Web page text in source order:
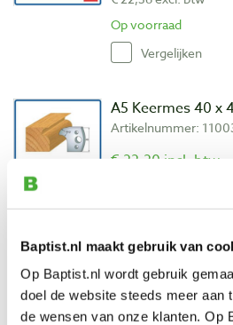
Baptist.nl maakt gebruik van
Op Baptist.nl wordt gebruik
doel de website steeds meer aan
de wensen van onze klanten. Op
Op voorraad
Vergelijken
A5 Keermes 40 x
Artikelnummer:
€ 22,20 incl. btw
Op voorraad
M6 Freesmes 40
Artikelnummer: